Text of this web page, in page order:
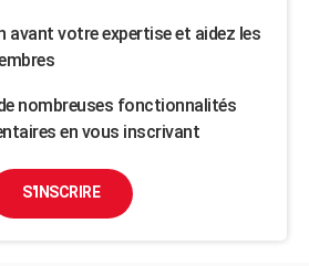
avant votre expertise et aidez les
nombreuses fonctionnalités
en vous inscrivant
S'INSCRIRE